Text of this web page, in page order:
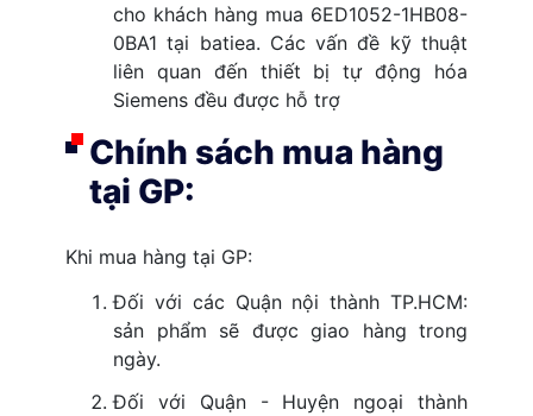
cho khách hàng mua 6ED1052-1HB08-
0BA1 tại batiea. Các vấn đề kỹ thuật
liên quan đến thiết bị tự động hóa
Siemens đều được hỗ trợ
Chính sách mua hàng
tại GP:
Khi mua hàng tại GP:
Đối với các Quận nội thành TP.HCM:
sản phẩm sẽ được giao hàng trong
ngày.
Đối với Quận - Huyện ngoại thành